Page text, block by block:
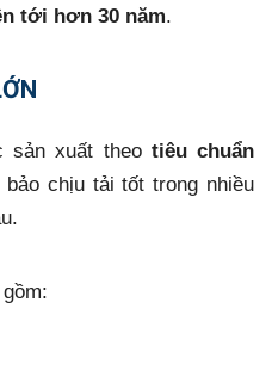
tới hơn 30 năm.
sản xuất theo tiêu chuẩn
bảo chịu tải tốt trong nhiều